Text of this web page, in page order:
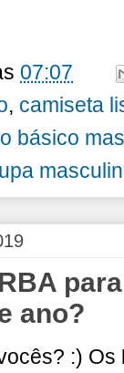
07:07
, camiseta
básico
ano?
:) Os